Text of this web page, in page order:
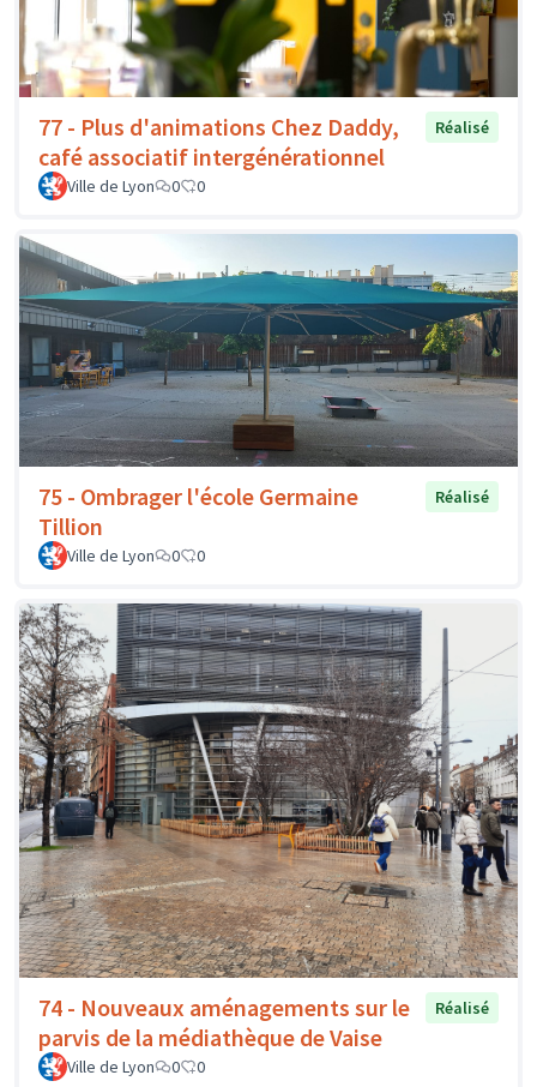
77 - Plus d'animations Chez Daddy,
café associatif intergénérationnel
Réalisé
Ville de Lyon 0 0
75 - Ombrager l'école Germaine
Tillion
Réalisé
Ville de Lyon 0 0
74 - Nouveaux aménagements sur le
parvis de la médiathèque de Vaise
Réalisé
Ville de Lyon 0 0